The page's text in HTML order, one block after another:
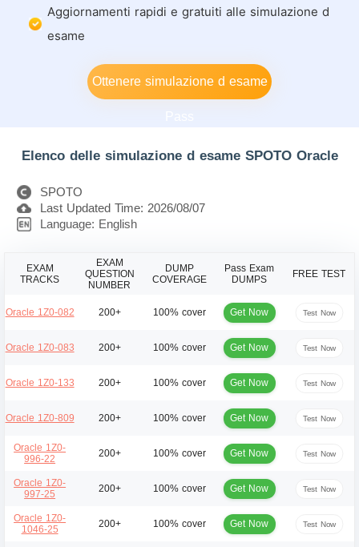
Aggiornamenti rapidi e gratuiti alle simulazione d
esame
Ottenere simulazione d esame
Elenco delle simulazione d esame SPOTO Oracle
SPOTO
Last Updated Time: 2026/08/07
Language: English
EXAM
TRACKS
EXAM
QUESTION
NUMBER
DUMP
COVERAGE
Pass Exam
DUMPS
FREE TEST
Oracle 1Z0-082 200+ 100% cover Get Now Test Now
Oracle 1Z0-083 200+ 100% cover Get Now Test Now
Oracle 1Z0-133 200+ 100% cover Get Now Test Now
Oracle 1Z0-809 200+ 100% cover Get Now Test Now
Oracle 1Z0-
996-22
200+ 100% cover Get Now Test Now
Oracle 1Z0-
997-25
200+ 100% cover Get Now Test Now
Oracle 1Z0-
1046-25
200+ 100% cover Get Now Test Now